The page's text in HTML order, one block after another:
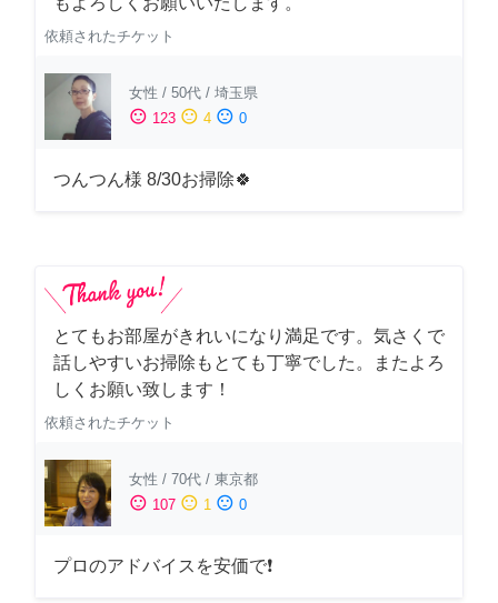
依頼されたチケット
女性 / 50代 / 埼玉県
sentiment_satisfied 123 sentiment_neutral 4 sentiment_dissatisfied 0
つんつん様 8/30お掃除🍀
とてもお部屋がきれいになり満足です。気さくで
話しやすいお掃除もとても丁寧でした。またよろ
しくお願い致します！
依頼されたチケット
女性 / 70代 / 東京都
sentiment_satisfied 107 sentiment_neutral 1 sentiment_dissatisfied 0
プロのアドバイスを安価で❗